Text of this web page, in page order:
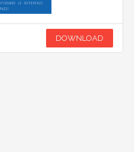
DOWNLOAD